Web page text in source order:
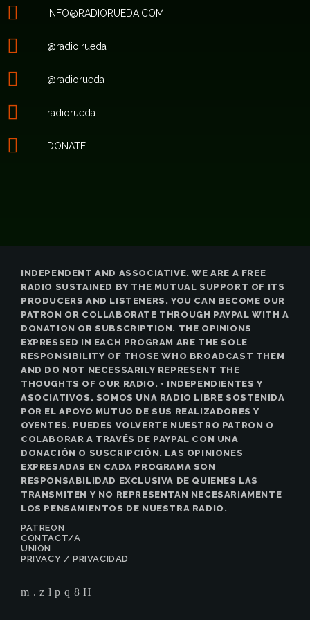
INFO@RADIORUEDA.COM
@radio.rueda
@radiorueda
radiorueda
DONATE
INDEPENDENT AND ASSOCIATIVE. WE ARE A FREE
RADIO SUSTAINED BY THE MUTUAL SUPPORT OF ITS
PRODUCERS AND LISTENERS. YOU CAN BECOME OUR
PATRON OR COLLABORATE THROUGH PAYPAL WITH A
DONATION OR SUBSCRIPTION. THE OPINIONS
EXPRESSED IN EACH PROGRAM ARE THE SOLE
RESPONSIBILITY OF THOSE WHO BROADCAST THEM
AND DO NOT NECESSARILY REPRESENT THE
THOUGHTS OF OUR RADIO. • INDEPENDIENTES Y
ASOCIATIVOS. SOMOS UNA RADIO LIBRE SOSTENIDA
POR EL APOYO MUTUO DE SUS REALIZADORES Y
OYENTES. PUEDES VOLVERTE NUESTRO PATRON O
COLABORAR A TRAVÉS DE PAYPAL CON UNA
DONACIÓN O SUSCRIPCIÓN. LAS OPINIONES
EXPRESADAS EN CADA PROGRAMA SON
RESPONSABILIDAD EXCLUSIVA DE QUIENES LAS
TRANSMITEN Y NO REPRESENTAN NECESARIAMENTE
LOS PENSAMIENTOS DE NUESTRA RADIO.
PATREON
CONTACT/A
UNION
PRIVACY / PRIVACIDAD